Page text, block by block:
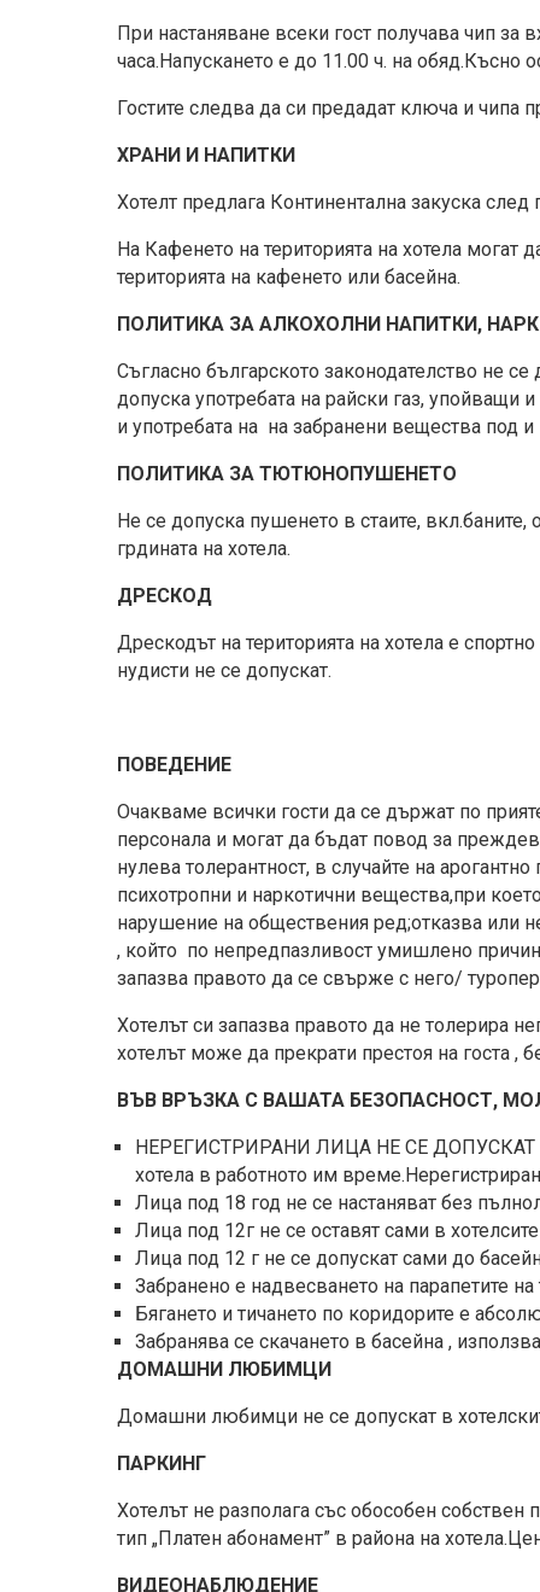
При настаняване всеки гост получава чип за
часа.Напускането е до 11.00 ч. на
Гостите следва да си предадат ключа и чипа
ХРАНИ И НАПИТКИ
Хотелт предлага Континентална закуска
На Кафенето на територията на хотела могат
територията на кафенето или басейна.
ПОЛИТИКА ЗА АЛКОХОЛНИ НАПИТКИ,
Съгласно българското законодателство не
допуска употребата на райски газ, упойващи
и употребата на на забранени вещества под
ПОЛИТИКА ЗА ТЮТЮНОПУШЕНЕТО
Не се допуска пушенето в стаите, вкл.баните,
грдината на хотела.
ДРЕСКОД
Дрескодът на територията на хотела е
нудисти не се допускат.
ПОВЕДЕНИЕ
Очакваме всички гости да се държат по
персонала и могат да бъдат повод за
нулева толерантност, в случайте на
психотропни и наркотични вещества,при
нарушение на обществения ред;отказва или
, който по непредпазливост умишлено
запазва правото да се свърже с него/
Хотелът си запазва правото да не толерира
хотелът може да прекрати престоя на госта ,
ВЪВ ВРЪЗКА С ВАШАТА БЕЗОПАСНОСТ,
НЕРЕГИСТРИРАНИ ЛИЦА НЕ СЕ ДОПУСКАТ В
хотела в работното им
Лица под 18 год не се настаняват без
Лица под 12г не се оставят сами в
Лица под 12 г не се допускат сами до
Забранено е надвесването на парапетите
Бягането и тичането по коридорите е
Забранява се скачането в басейна ,
ДОМАШНИ ЛЮБИМЦИ
Домашни любимци не се допускат в
ПАРКИНГ
Хотелът не разполага със обособен
тип „Платен абонамент” в района на
ВИДЕОНАБЛЮДЕНИЕ